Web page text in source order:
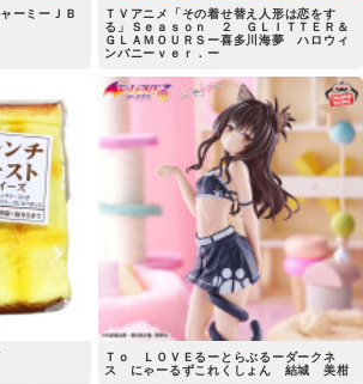
ーミーＪＢ
ＴＶアニメ「その着せ替え人形は恋をす
る」Ｓｅａｓｏｎ ２ ＧＬＩＴＴＥＲ＆
ＧＬＡＭＯＵＲＳー喜多川海夢 ハロウィ
ンバニーｖｅｒ．ー
Ｔｏ ＬＯＶＥるーとらぶるーダークネ
ス にゃーるずこれくしょん 結城 美柑